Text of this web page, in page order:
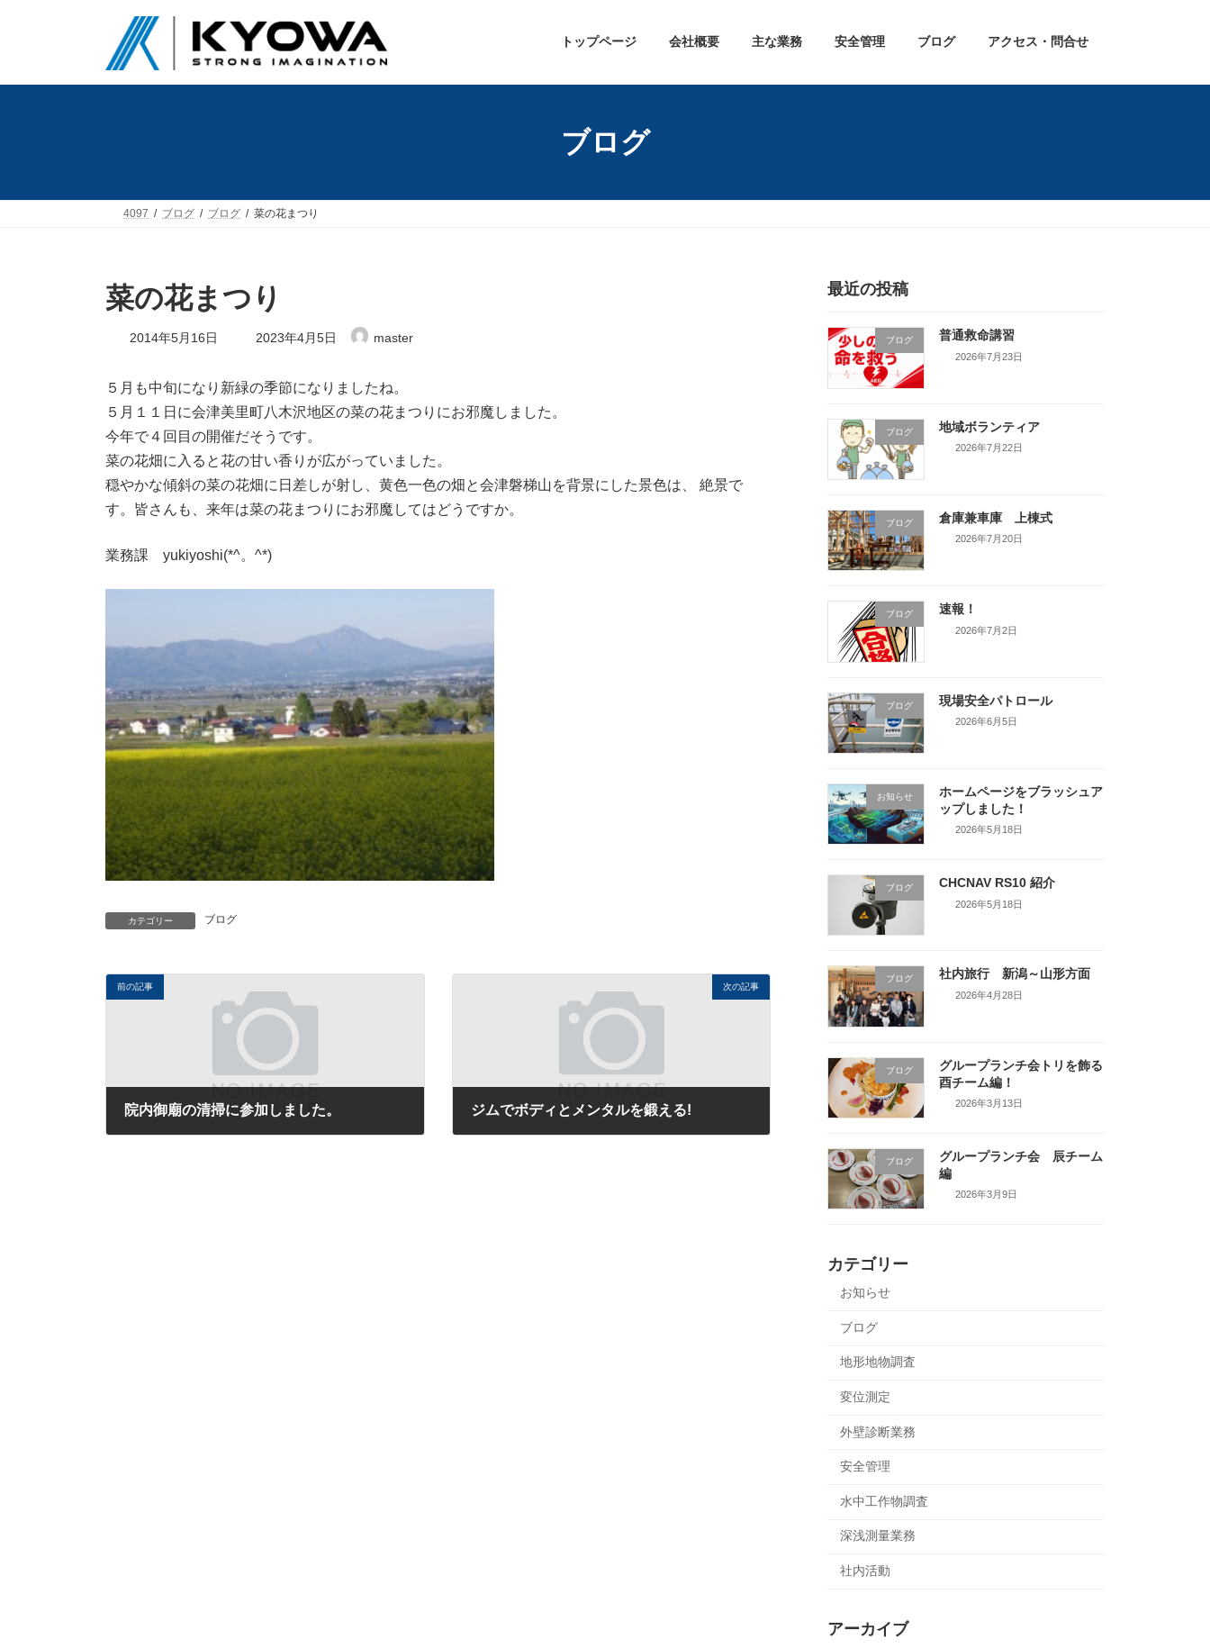
ツ
シ
トップページ 会社概要 主な業務 安全管理 ブログ アクセス・問合せ
ブログ
4097 ブログ ブログ 菜の花まつり
菜の花まつり
2014年5月16日
最
終
新
日
時
:
2023年4月5日 master
５月も中旬になり新緑の季節になりましたね。
５月１１日に会津美里町八木沢地区の菜の花まつりにお邪魔しました。
今年で４回目の開催だそうです。
菜の花畑に入ると花の甘い香りが広がっていました。
穏やかな傾斜の菜の花畑に日差しが射し、黄色一色の畑と会津磐梯山を背景にした景色は、 絶景で
す。皆さんも、来年は菜の花まつりにお邪魔してはどうですか。
業務課 yukiyoshi(*^。^*)
カテゴリー ブログ
前の記事
院内御廟の清掃に参加しました。
次の記事
ジムでボディとメンタルを鍛える!
最近の投稿
ブログ 普通救命講習
2026年7月23日
ブログ 地域ボランティア
2026年7月22日
ブログ 倉庫兼車庫 上棟式
2026年7月20日
ブログ 速報！
2026年7月2日
ブログ 現場安全パトロール
2026年6月5日
お知らせ
ホームページをブラッシュア
ップしました！
2026年5月18日
ブログ CHCNAV RS10 紹介
2026年5月18日
ブログ 社内旅行 新潟～山形方面
2026年4月28日
ブログ
グループランチ会トリを飾る
酉チーム編！
2026年3月13日
ブログ
グループランチ会 辰チーム
編
2026年3月9日
カテゴリー
お知らせ
ブログ
地形地物調査
変位測定
外壁診断業務
安全管理
水中工作物調査
深浅測量業務
社内活動
アーカイブ